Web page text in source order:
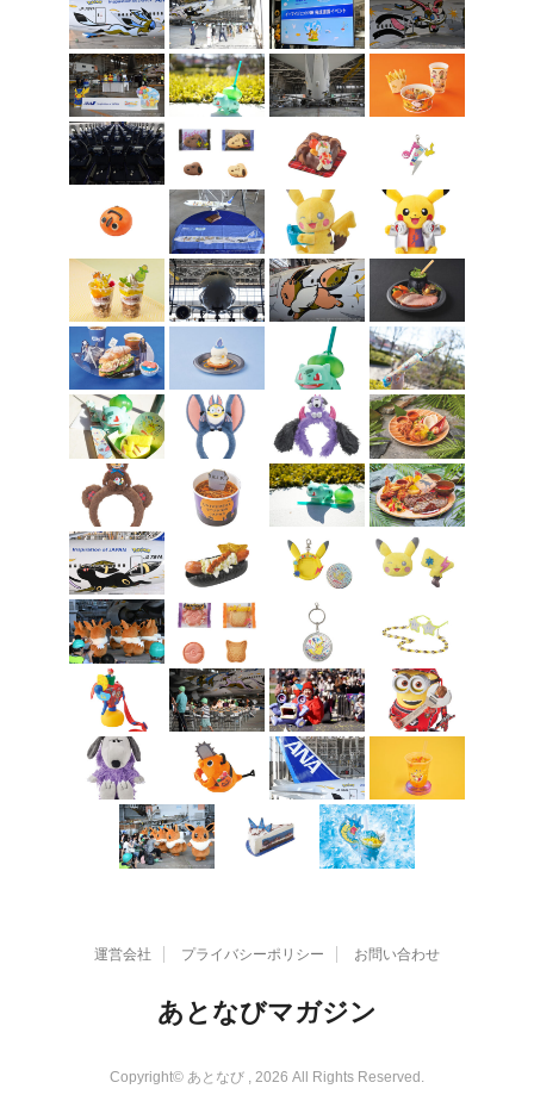
運営会社 プライバシーポリシー お問い合わせ
あとなびマガジン
Copyright© あとなび , 2026 All Rights Reserved.